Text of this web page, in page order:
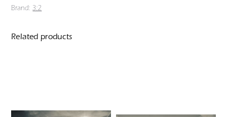
Brand: 3:2
Related products